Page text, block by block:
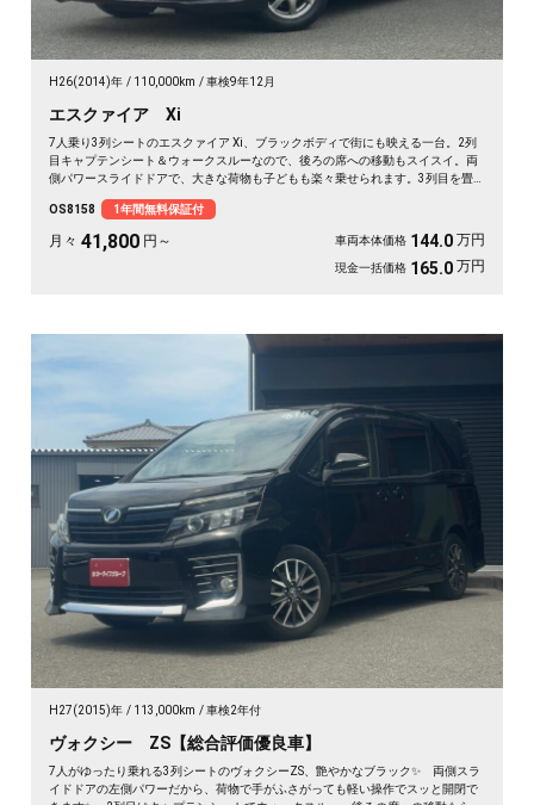
H26(2014)年 110,000km 車検9年12月
エスクァイア Xi
7人乗り3列シートのエスクァイア Xi、ブラックボディで街にも映える一台。2列
目キャプテンシート＆ウォークスルーなので、後ろの席への移動もスイスイ。両
側パワースライドドアで、大きな荷物も子どもも楽々乗せられます。3列目を畳
ンETCで週末の遠出も快適そのもの。仲間との旅行にも送迎にも頼れる相棒です
🚗✨💺🙌。安心の《1年保証付》でお渡しします😊
OS8158 1年間無料保証付
月々 41,800 円～ 車両本体価格 144.0 万円
現金一括価格 165.0 万円
H27(2015)年 113,000km 車検2年付
ヴォクシー ZS【総合評価優良車】
7人がゆったり乗れる3列シートのヴォクシーZS、艶やかなブラック✨ 両側スラ
イドドアの左側パワーだから、荷物で手がふさがっても軽い操作でスッと開閉で